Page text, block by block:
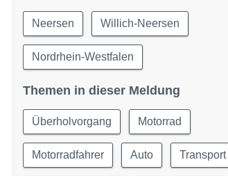
Neersen Willich-Neersen
Nordrhein-Westfalen
Themen in dieser Meldung
Überholvorgang Motorrad
Motorradfahrer Auto Transport